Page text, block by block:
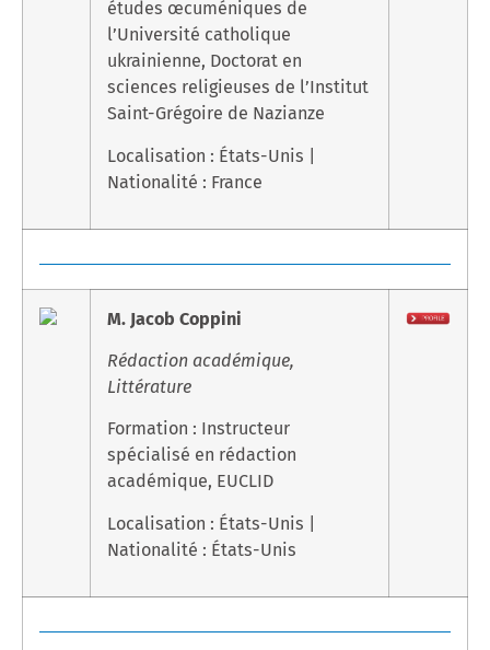
études œcuméniques de
l’Université catholique
ukrainienne, Doctorat en
sciences religieuses de l’Institut
Saint-Grégoire de Nazianze
Localisation : États-Unis |
Nationalité : France
M. Jacob Coppini
Rédaction académique,
Littérature
Formation : Instructeur
spécialisé en rédaction
académique, EUCLID
Localisation : États-Unis |
Nationalité : États-Unis